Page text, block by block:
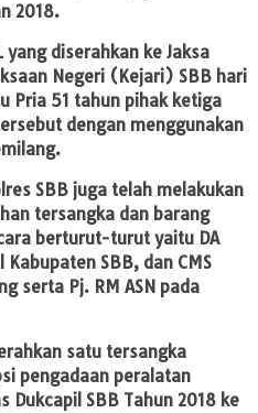
2018.
diserahkan ke Jaksa
Negeri (Kejari) SBB hari
51 tahun pihak ketiga
dengan menggunakan
SBB juga telah melakukan
tersangka dan barang
berturut-turut yaitu DA
SBB, dan CMS
serta Pj. RM ASN pada
satu tersangka
pengadaan peralatan
Dukcapil SBB Tahun 2018 ke